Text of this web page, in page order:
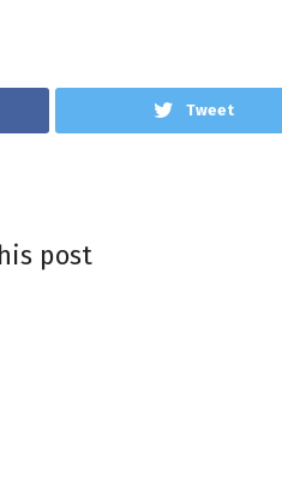
Tweet
post